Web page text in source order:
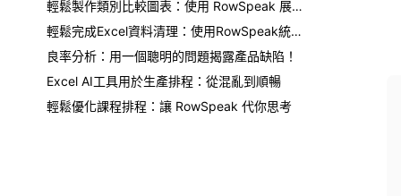
輕鬆製作類別比較圖表：使用 RowSpeak 展現 Excel AI 的魔力
輕鬆完成Excel資料清理：使用RowSpeak統一格式
良率分析：用一個聰明的問題揭露產品缺陷！
Excel AI工具用於生產排程：從混亂到順暢
輕鬆優化課程排程：讓 RowSpeak 代你思考